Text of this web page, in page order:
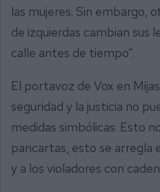
las mujeres. Sin embargo,
de izquierdas cambian sus
calle antes de tiempo”.
El portavoz de Vox en
seguridad y la justicia no
medidas simbólicas. Esto
pancartas, esto se arregla
y a los violadores con